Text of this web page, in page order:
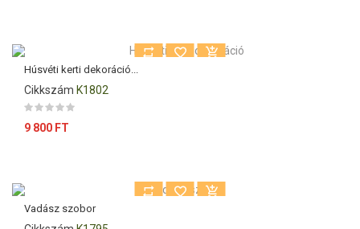
Húsvéti kerti dekoráció...
Cikkszám K1802
Ár
9 800 FT
Vadász szobor